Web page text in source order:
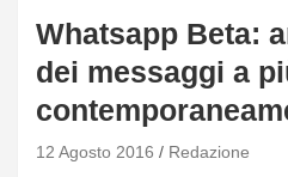
Whatsapp Beta:
dei messaggi a
12 Agosto 2016 Redazione